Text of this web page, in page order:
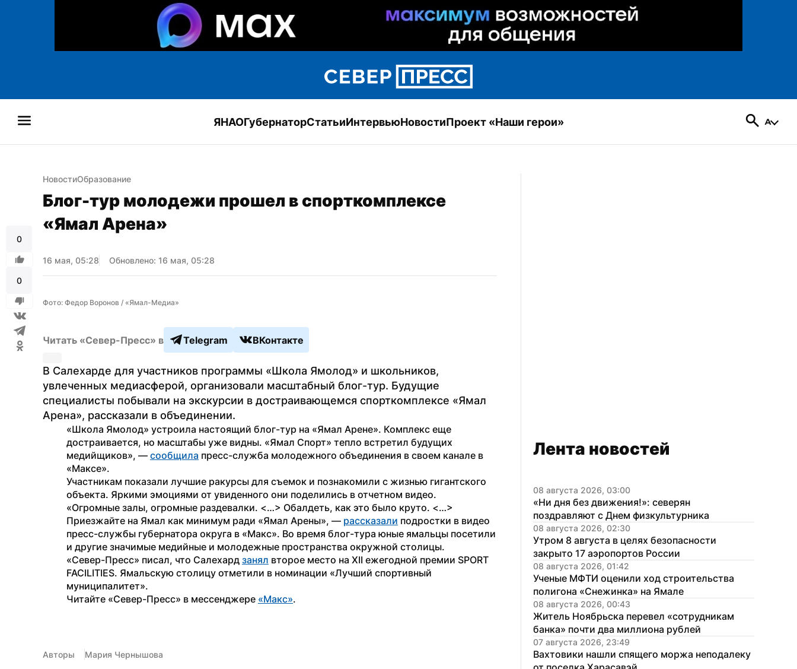
ЯНАОГубернаторСтатьиИнтервьюНовостиПроект «Наши герои»
0
0
НовостиОбразование
Блог-тур молодежи прошел в спорткомплексе
«Ямал Арена»
16 мая, 05:28 Обновлено: 16 мая, 05:28
Фото: Федор Воронов / «Ямал-Медиа»
Читать «Север-Пресс» в Telegram ВКонтакте
В Салехарде для участников программы «Школа Ямолод» и школьников,
увлеченных медиасферой, организовали масштабный блог-тур. Будущие
специалисты побывали на экскурсии в достраивающемся спорткомплексе «Ямал
Арена», рассказали в объединении.
«Школа Ямолод» устроила настоящий блог-тур на «Ямал Арене». Комплекс еще
достраивается, но масштабы уже видны. «Ямал Спорт» тепло встретил будущих
медийщиков», — сообщила пресс-служба молодежного объединения в своем канале в
«Максе».
Участникам показали лучшие ракурсы для съемок и познакомили с жизнью гигантского
объекта. Яркими эмоциями от увиденного они поделились в отчетном видео.
«Огромные залы, огромные раздевалки. <…> Обалдеть, как это было круто. <…>
Приезжайте на Ямал как минимум ради «Ямал Арены», — рассказали подростки в видео
пресс-службы губернатора округа в «Макс». Во время блог-тура юные ямальцы посетили
и другие значимые медийные и молодежные пространства окружной столицы.
«Север-Пресс» писал, что Салехард занял второе место на XII ежегодной премии SPORT
FACILITIES. Ямальскую столицу отметили в номинации «Лучший спортивный
муниципалитет».
Читайте «Север-Пресс» в мессенджере «Макс».
Авторы Мария Чернышова
Лента новостей
08 августа 2026, 03:00
«Ни дня без движения!»: северян
поздравляют с Днем физкультурника
08 августа 2026, 02:30
Утром 8 августа в целях безопасности
закрыто 17 аэропортов России
08 августа 2026, 01:42
Ученые МФТИ оценили ход строительства
полигона «Снежинка» на Ямале
08 августа 2026, 00:43
Житель Ноябрьска перевел «сотрудникам
банка» почти два миллиона рублей
07 августа 2026, 23:49
Вахтовики нашли спящего моржа неподалеку